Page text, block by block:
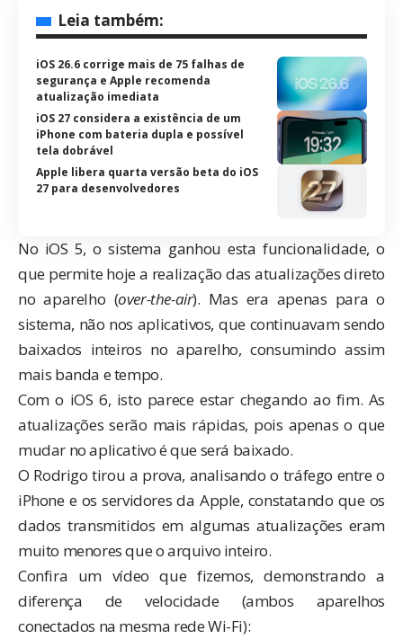
Leia também:
iOS 26.6 corrige mais de 75 falhas de
segurança e Apple recomenda
atualização imediata
iOS 27 considera a existência de um
iPhone com bateria dupla e possível
tela dobrável
Apple libera quarta versão beta do iOS
27 para desenvolvedores
No iOS 5, o sistema ganhou esta funcionalidade, o
que permite hoje a realização das atualizações direto
no aparelho (over-the-air). Mas era apenas para o
sistema, não nos aplicativos, que continuavam sendo
baixados inteiros no aparelho, consumindo assim
mais banda e tempo.
Com o iOS 6, isto parece estar chegando ao fim. As
atualizações serão mais rápidas, pois apenas o que
mudar no aplicativo é que será baixado.
O Rodrigo tirou a prova, analisando o tráfego entre o
iPhone e os servidores da Apple, constatando que os
dados transmitidos em algumas atualizações eram
muito menores que o arquivo inteiro.
Confira um vídeo que fizemos, demonstrando a
diferença de velocidade (ambos aparelhos
conectados na mesma rede Wi-Fi):